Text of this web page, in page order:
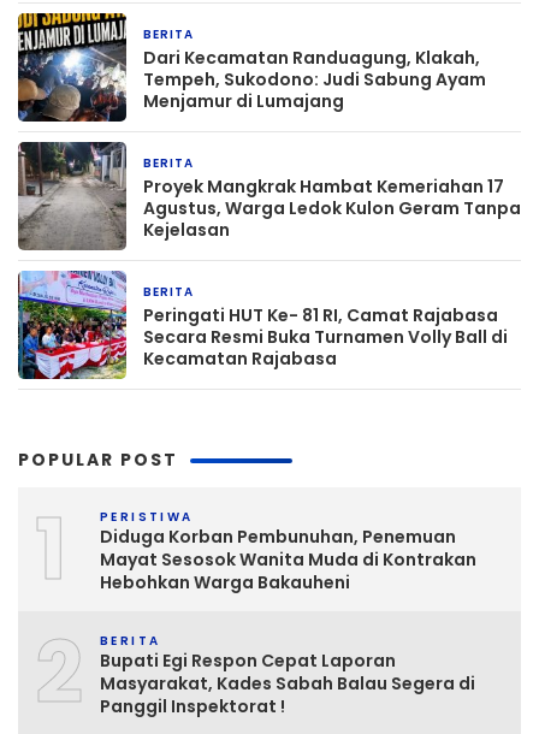
BERITA
‎Dari Kecamatan Randuagung, Klakah,
Tempeh, Sukodono: Judi Sabung Ayam
Menjamur di Lumajang
BERITA
‎Proyek Mangkrak Hambat Kemeriahan 17
Agustus, Warga Ledok Kulon Geram Tanpa
Kejelasan
BERITA
Peringati HUT Ke- 81 RI, Camat Rajabasa
Secara Resmi Buka Turnamen Volly Ball di
Kecamatan Rajabasa
POPULAR POST
1 PERISTIWA
Diduga Korban Pembunuhan, Penemuan
Mayat Sesosok Wanita Muda di Kontrakan
Hebohkan Warga Bakauheni
2 BERITA
Bupati Egi Respon Cepat Laporan
Masyarakat, Kades Sabah Balau Segera di
Panggil Inspektorat !